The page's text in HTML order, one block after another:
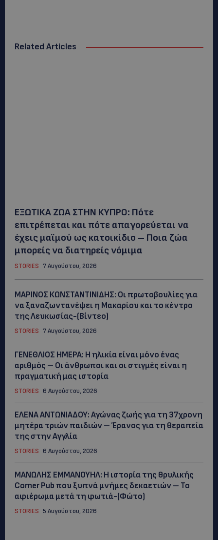
Related Articles
ΕΞΩΤΙΚΑ ΖΩΑ ΣΤΗΝ ΚΥΠΡΟ: Πότε
επιτρέπεται και πότε απαγορεύεται να
έχεις μαϊμού ως κατοικίδιο – Ποια ζώα
μπορείς να διατηρείς νόμιμα
STORIES 7 Αυγούστου, 2026
ΜΑΡΙΝΟΣ ΚΩΝΣΤΑΝΤΙΝΙΔΗΣ: Οι πρωτοβουλίες για
να ξαναζωντανέψει η Μακαρίου και το κέντρο
της Λευκωσίας-(Βίντεο)
STORIES 7 Αυγούστου, 2026
ΓΕΝΕΘΛΙΟΣ ΗΜΕΡΑ: Η ηλικία είναι μόνο ένας
αριθμός – Οι άνθρωποι και οι στιγμές είναι η
πραγματική μας ιστορία
STORIES 6 Αυγούστου, 2026
ΕΛΕΝΑ ΑΝΤΩΝΙΑΔΟΥ: Αγώνας ζωής για τη 37χρονη
μητέρα τριών παιδιών – Έρανος για τη θεραπεία
της στην Αγγλία
STORIES 6 Αυγούστου, 2026
ΜΑΝΩΛΗΣ ΕΜΜΑΝΟΥΗΛ: Η ιστορία της θρυλικής
Corner Pub που ξυπνά μνήμες δεκαετιών – Το
αφιέρωμα μετά τη φωτιά-(Φώτο)
STORIES 5 Αυγούστου, 2026